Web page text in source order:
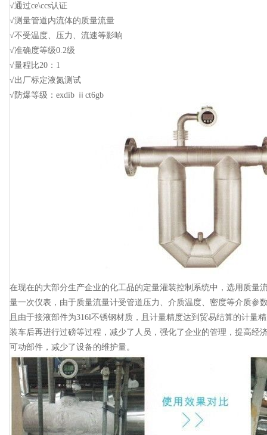
√通过ce\ccs认证
√测量管道内流体的质量流量
√不受温度、压力、流速等影响
√准确度等级0.2级
√量程比20：1
√出厂标定液氮测试
√防爆等级：exdib ⅱct6gb
在现在的大部分生产企业的化工品的定量灌装控制系统中，选用质量
量一次仪表，由于质量流量计受管道压力、介质温度、密度等介质参
且由于接液部件为316l不锈钢材质，且计量精度达到贸易结算的计量
装车后再进行过磅等过程，减少了人员，强化了企业的管理，提高经
可动部件，减少了设备的维护量。